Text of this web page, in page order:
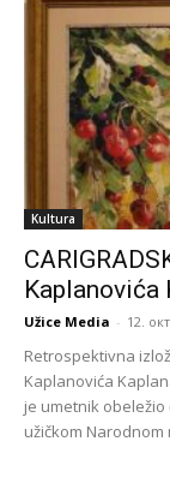
Kultura
Kaplanovića
Užice Media - 12.
Retrospektivna
Kaplanovića
je umetnik
užičkom Narodnom